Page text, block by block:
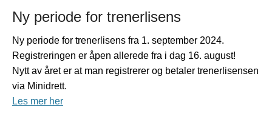
Ny periode for trenerlisens
Ny periode for trenerlisens fra 1. september 2024.
Registreringen er åpen allerede fra i dag 16. august!
Nytt av året er at man registrerer og betaler trenerlisensen
via Minidrett.
Les mer her